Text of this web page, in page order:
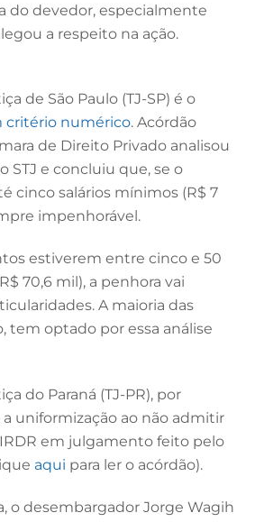
do devedor, especialmente
a respeito na ação.
de São Paulo (TJ-SP) é o
critério numérico. Acórdão
de Direito Privado analisou
STJ e concluiu que, se o
cinco salários mínimos (R$ 7
impenhorável.
estiverem entre cinco e 50
70,6 mil), a penhora vai
A maioria das
tem optado por essa análise
do Paraná (TJ-PR), por
uniformização ao não admitir
em julgamento feito pelo
aqui para ler o acórdão).
o desembargador Jorge Wagih